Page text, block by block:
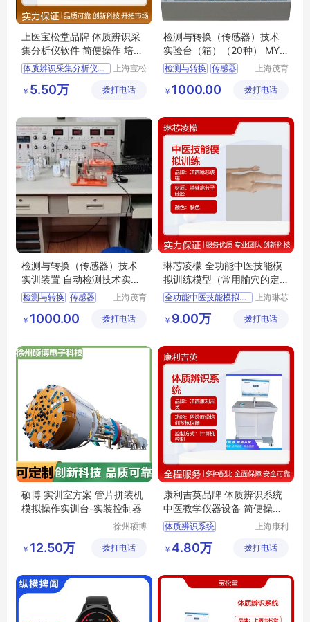
上医宝松堂品牌 体质辨识采
集分析仪软件 简便操作 培训
考核必备
体质辨识采集分析仪软件
教学用体质辨识采集分析仪软件
培训考核用体质辨识采集分析仪软件
上海宝松
技有限公
￥ 5.50万 拨打电话
检测与转换（传感器）技术
实验台（箱）（20种） MY-
318D
检测与转换 传感器
技术实验箱
技术实验装置
技术实训设备
上海茂育
有限公司
￥ 1000.00 拨打电话
检测与转换（传感器）技术
实训装置 自动检测技术实验
设备 MY-317B
检测与转换 传感器
技术实验设备
技术实训平台
技术实验台
上海茂育
有限公司
￥ 1000.00 拨打电话
琳芯凌檬 全功能中医技能模
拟训练模型（常用腧穴的定
位和操作）
全功能中医技能模拟训练模型
琳芯凌檬品牌全功能中医技能模拟训练模型
实训室用全功能中医技能模拟训练模型
上海琳芯
有限公司
￥ 9.00万 拨打电话
硕博 实训室方案 管片拼装机
模拟操作实训台-实装控制器
徐州硕博
有限公司
￥ 12.50万 拨打电话
康利吉英品牌 体质辨识系统
中医教学仪器设备 简便操作
全国包邮
体质辨识系统
教学用体质辨识系统
培训考核用体质辨识系统
上海康利
科技有限
￥ 4.80万 拨打电话